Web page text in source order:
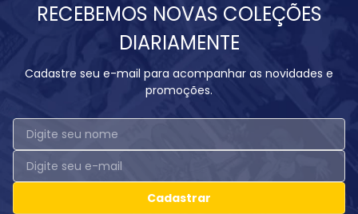
RECEBEMOS NOVAS COLEÇÕES
DIARIAMENTE
Cadastre seu e-mail para acompanhar as novidades e
promoções.
Cadastrar